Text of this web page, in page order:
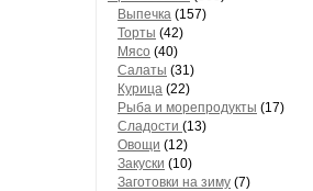
Выпечка (157)
Торты (42)
Мясо (40)
Салаты (31)
Курица (22)
Рыба и морепродукты (17)
Сладости (13)
Овощи (12)
Закуски (10)
Заготовки на зиму (7)